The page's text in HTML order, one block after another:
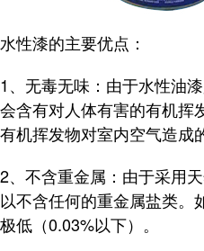
水性漆的主要优点：
1、无毒无味：由于水性油
会含有对人体有害的有机挥
有机挥发物对室内空气造成
2、不含重金属：由于采用
以不含任何的重金属盐类。
极低（0.03%以下）。